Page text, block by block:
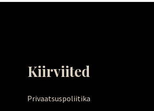
Kiirviited
Privaatsuspoliitika